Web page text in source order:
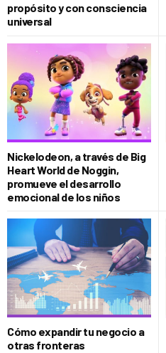
propósito y con consciencia
universal
Nickelodeon, a través de Big
Heart World de Noggin,
promueve el desarrollo
emocional de los niños
Cómo expandir tu negocio a
otras fronteras